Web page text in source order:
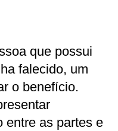
que possui
falecido, um
o benefício.
entre as partes e